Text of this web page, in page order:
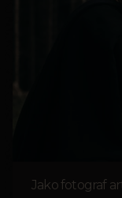
Jako fotograf